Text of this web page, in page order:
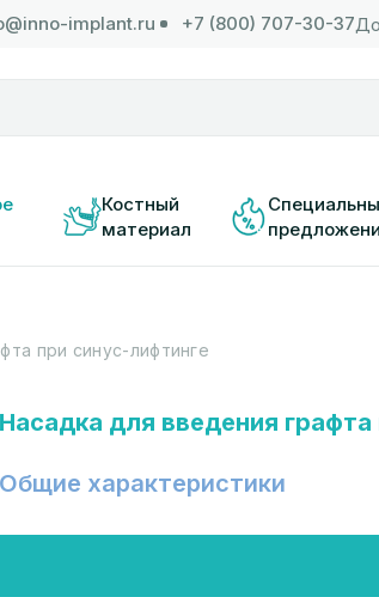
implant.ru +7 (800) 707-30-37
Костный
материал
при синус-лифтинге
Насадка для введения
Общие характеристики